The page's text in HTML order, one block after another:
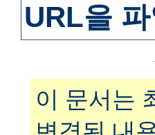
URL을
이 문서는